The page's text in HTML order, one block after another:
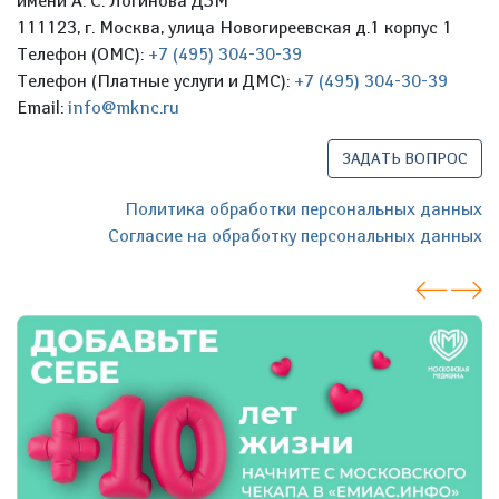
111123, г. Москва, улица Новогиреевская д.1 корпус 1
Телефон (ОМС): +7 (495) 304-30-39
Телефон (Платные услуги и ДМС): +7 (495) 304-30-39
Email: info@mknc.ru
ЗАДАТЬ ВОПРОС
Политика обработки персональных данных
Согласие на обработку персональных данных